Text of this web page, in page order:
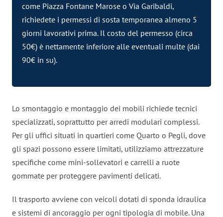
come Piazza Fontane Marose o Via Garibaldi,
richiedete i permessi di sosta temporanea almeno 5
giorni lavorativi prima. Il costo del permesso (circa
50€) è nettamente inferiore alle eventuali multe (dai
90€ in su).
Lo smontaggio e montaggio dei mobili richiede tecnici
specializzati, soprattutto per arredi modulari complessi.
Per gli uffici situati in quartieri come Quarto o Pegli, dove
gli spazi possono essere limitati, utilizziamo attrezzature
specifiche come mini-sollevatori e carrelli a ruote
gommate per proteggere pavimenti delicati.
Il trasporto avviene con veicoli dotati di sponda idraulica
e sistemi di ancoraggio per ogni tipologia di mobile. Una